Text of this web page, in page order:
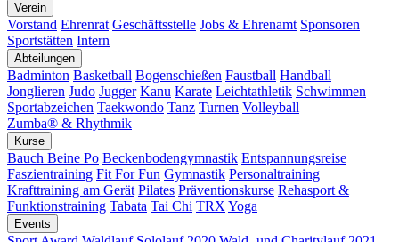
Verein
Vorstand Ehrenrat Geschäftsstelle Jobs & Ehrenamt Sponsoren
Sportstätten Intern
Abteilungen
Badminton Basketball Bogenschießen Faustball Handball
Jonglieren Judo Jugger Kanu Karate Leichtathletik Schwimmen
Sportabzeichen Taekwondo Tanz Turnen Volleyball
Zumba® & Rhythmik
Kurse
Bauch Beine Po Beckenbodengymnastik Entspannungsreise
Faszientraining Fit For Fun Gymnastik Personaltraining
Krafttraining am Gerät Pilates Präventionskurse Rehasport &
Funktionstraining Tabata Tai Chi TRX Yoga
Events